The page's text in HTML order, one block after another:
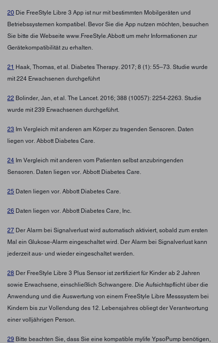
20 Die FreeStyle Libre 3 App ist nur mit bestimmten Mobilgeräten und
Betriebssystemen kompatibel. Bevor Sie die App nutzen möchten, besuchen
Sie bitte die Webseite www.FreeStyle.Abbott um mehr Informationen zur
Gerätekompatibilität zu erhalten.
21 Haak, Thomas, et al. Diabetes Therapy. 2017; 8 (1): 55–73. Studie wurde
mit 224 Erwachsenen durchgeführt
22 Bolinder, Jan, et al. The Lancet. 2016; 388 (10057): 2254-2263. Studie
wurde mit 239 Erwachsenen durchgeführt.
23 Im Vergleich mit anderen am Körper zu tragenden Sensoren. Daten
liegen vor. Abbott Diabetes Care.
24 Im Vergleich mit anderen vom Patienten selbst anzubringenden
Sensoren. Daten liegen vor. Abbott Diabetes Care.
25 Daten liegen vor. Abbott Diabetes Care.
26 Daten liegen vor. Abbott Diabetes Care, Inc.
27 Der Alarm bei Signalverlust wird automatisch aktiviert, sobald zum ersten
Mal ein Glukose-Alarm eingeschaltet wird. Der Alarm bei Signalverlust kann
jederzeit aus- und wieder eingeschaltet werden.
28 Der FreeStyle Libre 3 Plus Sensor ist zertifiziert für Kinder ab 2 Jahren
sowie Erwachsene, einschließlich Schwangere. Die Aufsichtspflicht über die
Anwendung und die Auswertung von einem FreeStyle Libre Messsystem bei
Kindern bis zur Vollendung des 12. Lebensjahres obliegt der Verantwortung
einer volljährigen Person.
29 Bitte beachten Sie, dass Sie eine kompatible mylife YpsoPump benötigen,